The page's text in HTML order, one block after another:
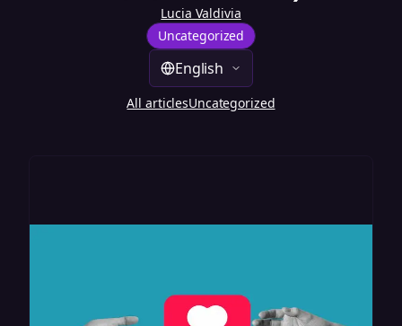
Lucia Valdivia
Uncategorized
English
All articlesUncategorized